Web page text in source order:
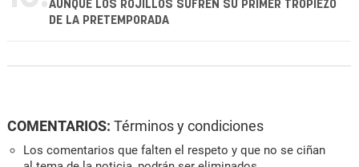
AUNQUE LOS ROJILLOS SUFREN SU PRIMER TROPIEZO
DE LA PRETEMPORADA
COMENTARIOS: Términos y condiciones
Los comentarios que falten el respeto y que no se ciñan